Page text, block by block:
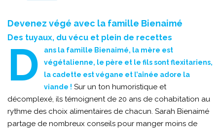
Devenez végé avec la famille Bienaimé
Des tuyaux, du vécu et plein de recettes
D
ans la famille Bienaimé, la mère est
végétalienne, le père et le fils sont flexitariens,
la cadette est végane et l’aînée adore la
viande ! Sur un ton humoristique et
décomplexé, ils témoignent de 20 ans de cohabitation au
rythme des choix alimentaires de chacun. Sarah Bienaimé
partage de nombreux conseils pour manger moins de